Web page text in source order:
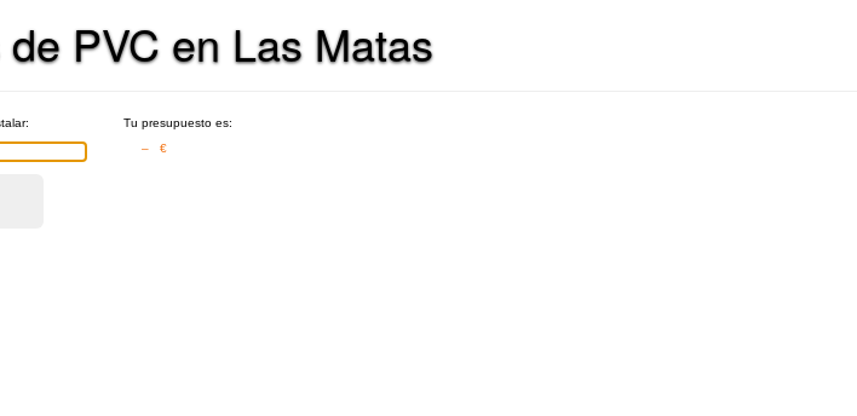
PVC en Las Matas
Tu presupuesto es:
– €